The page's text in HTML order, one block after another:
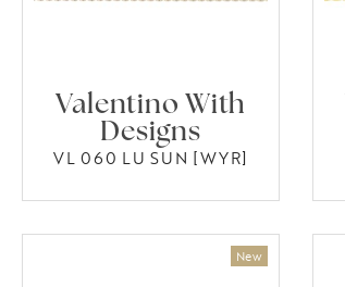
Valentino With
Designs
VL 060 LU SUN [WYR]